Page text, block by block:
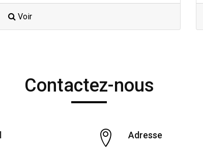
Voir
Contactez-nous
Adresse